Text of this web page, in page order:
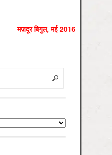
मज़दूर बिगुल, मई 2016